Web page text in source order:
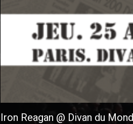
Iron Reagan @ Divan du